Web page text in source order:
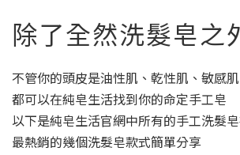
除了全然洗髮皂之
不管你的頭皮是油性肌、乾性肌、敏感肌
都可以在純皂生活找到你的命定手工皂
以下是純皂生活官網中所有的手工洗髮
最熱銷的幾個洗髮皂款式簡單分享